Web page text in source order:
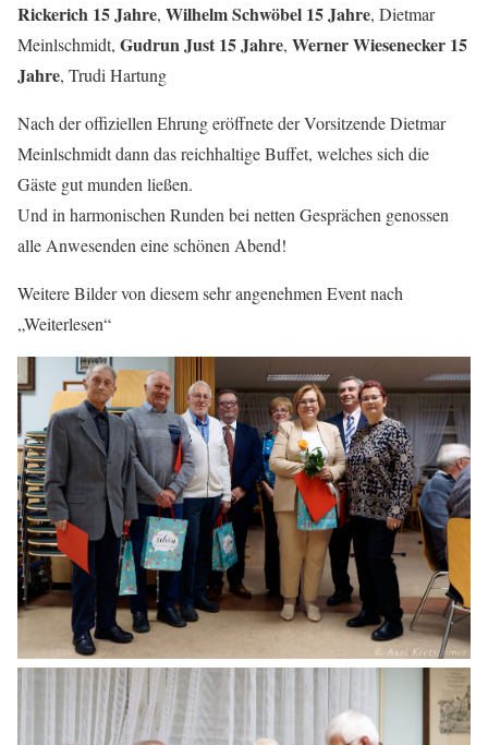
Rickerich 15 Jahre, Wilhelm Schwöbel 15 Jahre, Dietmar
Meinlschmidt, Gudrun Just 15 Jahre, Werner Wiesenecker 15
Jahre, Trudi Hartung
Nach der offiziellen Ehrung eröffnete der Vorsitzende Dietmar
Meinlschmidt dann das reichhaltige Buffet, welches sich die
Gäste gut munden ließen.
Und in harmonischen Runden bei netten Gesprächen genossen
alle Anwesenden eine schönen Abend!
Weitere Bilder von diesem sehr angenehmen Event nach
„Weiterlesen“